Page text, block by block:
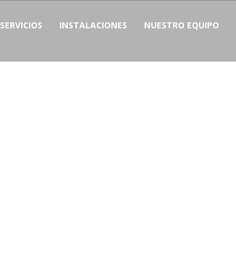
SERVICIOS INSTALACIONES NUESTRO EQUIPO